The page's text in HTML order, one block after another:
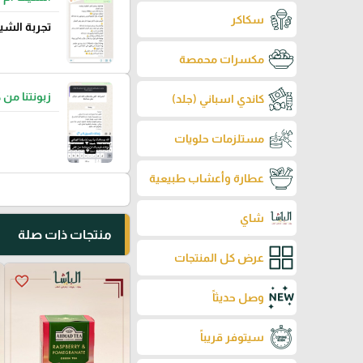
سكاكر
مكسرات محمصة
كاندي اسباني (جلد)
مستلزمات حلويات
عطارة وأعشاب طبيعية
شاي
عرض كل المنتجات
وصل حديثاً
سيتوفر قريباً
تجربة
زبونتنا
منتجات ذات صلة
favorite_border